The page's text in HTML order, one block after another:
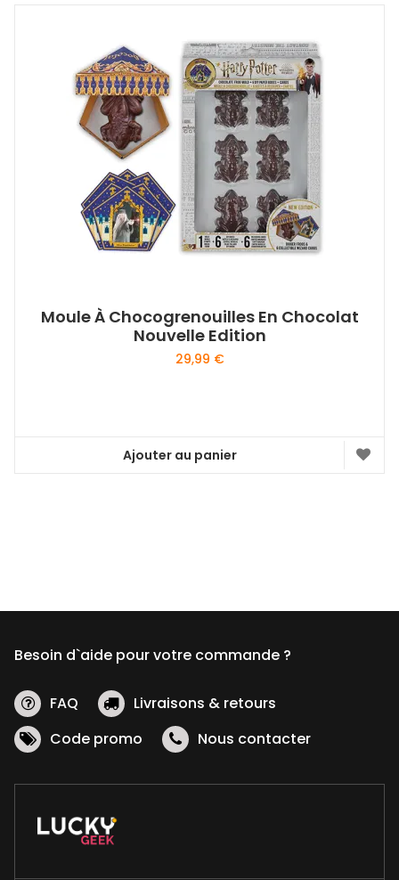
variations.
Les
options
peuvent
être
choisies
sur
page
du
produit
Moule À Chocogrenouilles En Chocolat
Nouvelle Edition
29,99 €
Ajouter au panier
Besoin d`aide pour votre commande ?
FAQ
Livraisons & retours
Code promo
Nous contacter